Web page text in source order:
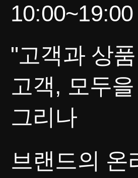
10:00~19:00
"고객과 상
고객, 모두
그리나
브랜드의 온